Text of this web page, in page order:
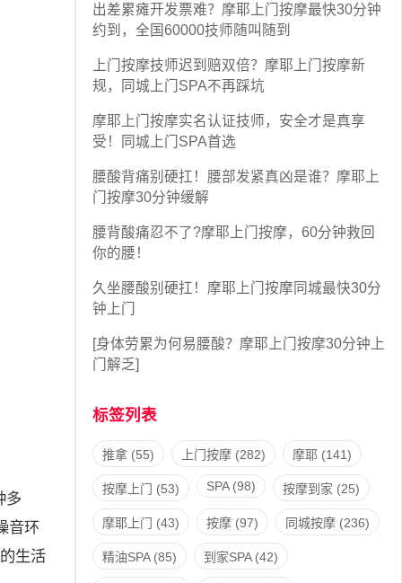
多
音环
生活
出差累瘫开发票难？摩耶上门按摩最快30分钟
约到，全国60000技师随叫随到
上门按摩技师迟到赔双倍？摩耶上门按摩新
规，同城上门SPA不再踩坑
摩耶上门按摩实名认证技师，安全才是真享
受！同城上门SPA首选
腰酸背痛别硬扛！腰部发紧真凶是谁？摩耶上
门按摩30分钟缓解
腰背酸痛忍不了?摩耶上门按摩，60分钟救回
你的腰！
久坐腰酸别硬扛！摩耶上门按摩同城最快30分
钟上门
[身体劳累为何易腰酸？摩耶上门按摩30分钟上
门解乏]
标签列表
推拿(55) 上门按摩(282) 摩耶(141)
按摩上门 (53) SPA(98) 按摩到家 (25)
摩耶上门 (43) 按摩(97) 同城按摩(236)
精油SPA(85) 到家SPA(42)